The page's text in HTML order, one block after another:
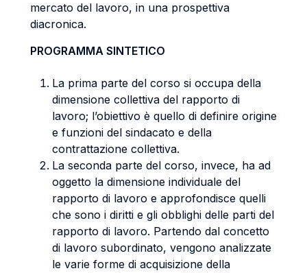
mercato del lavoro, in una prospettiva
diacronica.
PROGRAMMA SINTETICO
La prima parte del corso si occupa della
dimensione collettiva del rapporto di
lavoro; l’obiettivo è quello di definire origine
e funzioni del sindacato e della
contrattazione collettiva.
La seconda parte del corso, invece, ha ad
oggetto la dimensione individuale del
rapporto di lavoro e approfondisce quelli
che sono i diritti e gli obblighi delle parti del
rapporto di lavoro. Partendo dal concetto
di lavoro subordinato, vengono analizzate
le varie forme di acquisizione della